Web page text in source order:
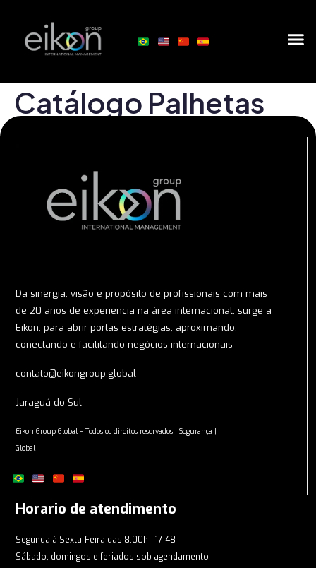
Catálogo Palhetas
Da sinergia, visão e propósito de profissionais com mais
de 20 anos de experiencia na área internacional, surge a
Eikon, para abrir portas estratégias, aproximando,
conectando e facilitando negócios internacionais
contato@eikongroup.global
Jaraguá do Sul
Eikon Group Global – Todos os direitos reservados | Segurança |
Global
Horario de atendimento
Segunda à Sexta-Feira das 8:00h - 17:48
Sábado, domingos e feriados sob agendamento